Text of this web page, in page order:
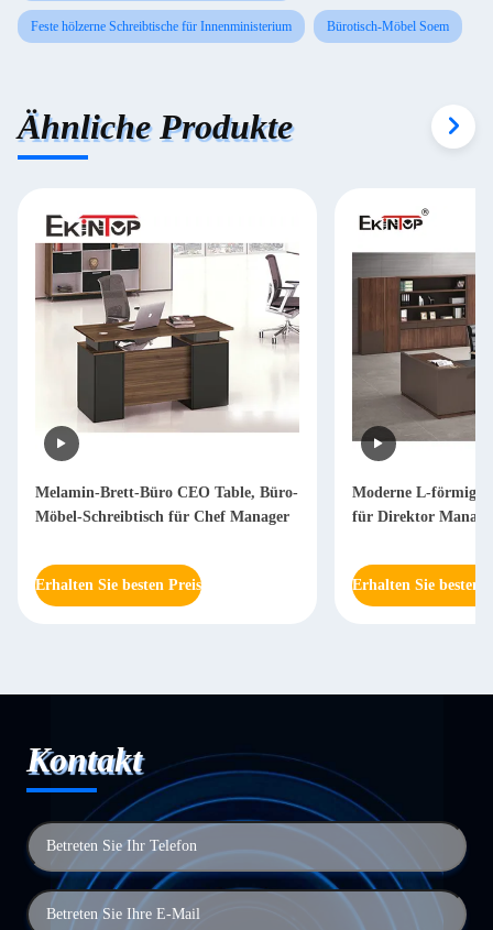
Feste hölzerne Schreibtische für Innenministerium Bürotisch-Möbel Soem
Ähnliche Produkte
Melamin-Brett-Büro CEO Table, Büro-
Möbel-Schreibtisch für Chef Manager
Erhalten Sie besten Preis
Moderne L-förmige
für Direktor
Erhalten Sie besten
Kontakt